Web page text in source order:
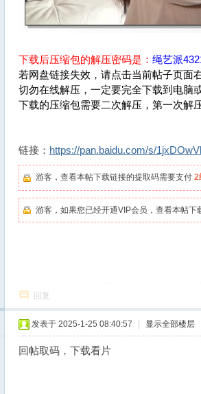
下载后压缩包的解压密码是： 绳艺派
若网盘链接失效，请点击当前帖子页面
切勿在线解压，一定要完全下载到电脑
下载的压缩包需要二次解压，第一次解
链接： https://pan.baidu.com/s/
游客，查看本帖下载链接的提取码需要支付 2
游客，如果您已经开通VIP会员，查看本帖下
回复
发表于 2025-1-25 08:40:57 显示全部楼层
回帖取码，下载看片